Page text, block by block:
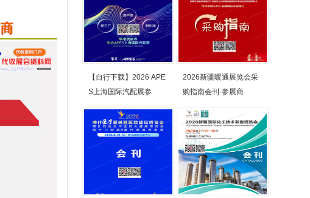
【自行下载】2026 APE
S上海国际汽配展参
2026新疆暖通展览会采
购指南会刊-参展商